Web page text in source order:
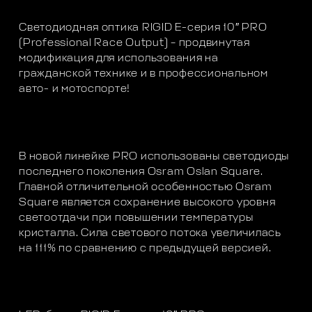
Светодиодная оптика RIGID E-серия 10″ PRO
(Professional Race Output) – продвинутая
модификация для использования на
гражданской технике и в профессиональном
авто- и мотоспорте!
В новой линейке PRO использованы светодиоды
последнего поколения Osram Oslan Square.
Главной отличительной особенностью Osram
Square является сохранение высокого уровня
светоотдачи при повышении температуры
кристалла. Сила светового потока увеличилась
на 111% по сравнению с предыдущей версией.